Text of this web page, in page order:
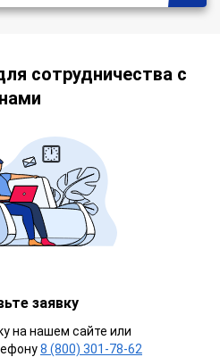
сотрудничества с
нами
заявку
на нашем сайте или
8 (800) 301-78-62